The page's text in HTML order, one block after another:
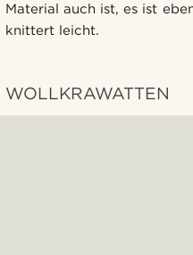
Material auch ist, es ist
knittert leicht.
WOLLKRAWATTEN